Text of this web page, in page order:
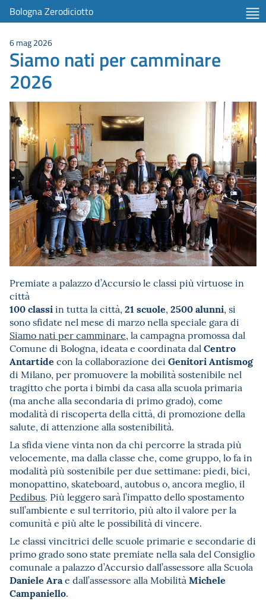
Bologna Zerodiciotto
6 mag 2026
Siamo nati per camminare
2026
Premiate a palazzo d’Accursio le classi più virtuose in
città
100 classiin tutta la città, 21 scuole, 2500 alunni, si
sono sfidate nel mese di marzo nella speciale gara di
Siamo nati per camminare, la campagna promossa dal
Comune di Bologna, ideata e coordinata dal Centro
Antartide con la collaborazione dei Genitori Antismog
di Milano, per promuovere la mobilità sostenibile nel
tragitto che porta i bimbi da casa alla scuola primaria
(ma anche alla secondaria di primo grado), come
modalità di riscoperta della città, di promozione della
salute, di attenzione alla sostenibilità.
La sfida viene vinta non da chi percorre la strada più
velocemente, ma dalla classe che, come gruppo, lo fa in
modalità più sostenibile per due settimane: piedi, bici,
monopattino, skateboard, autobus o, ancora meglio, il
Pedibus. Più leggero sarà l’impatto dello spostamento
sull’ambiente e sul territorio, più alto il valore per la
comunità e più alte le possibilità di vincere.
Le classi vincitrici delle scuole primarie e secondarie di
primo grado sono state premiate nella sala del Consiglio
comunale a palazzo d’Accursio dall’assessore alla Scuola
Daniele Arae dall’assessore alla Mobilità Michele
Campaniello.